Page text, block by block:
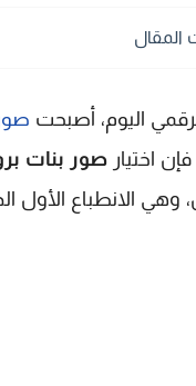
المقال
اليوم، أصبحت
اختيار صور بنات
وهي الانطباع الأول